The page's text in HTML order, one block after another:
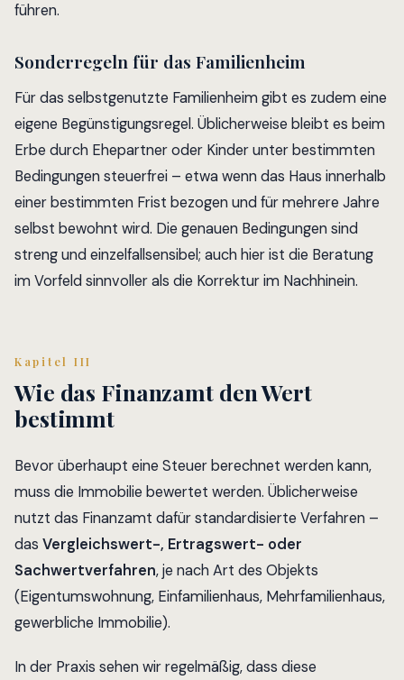
führen.
Sonderregeln für das Familienheim
Für das selbstgenutzte Familienheim gibt es zudem eine
eigene Begünstigungsregel. Üblicherweise bleibt es beim
Erbe durch Ehepartner oder Kinder unter bestimmten
Bedingungen steuerfrei – etwa wenn das Haus innerhalb
einer bestimmten Frist bezogen und für mehrere Jahre
selbst bewohnt wird. Die genauen Bedingungen sind
streng und einzelfallsensibel; auch hier ist die Beratung
im Vorfeld sinnvoller als die Korrektur im Nachhinein.
Kapitel III
Wie das Finanzamt den Wert
bestimmt
Bevor überhaupt eine Steuer berechnet werden kann,
muss die Immobilie bewertet werden. Üblicherweise
nutzt das Finanzamt dafür standardisierte Verfahren –
das Vergleichswert-, Ertragswert- oder
Sachwertverfahren, je nach Art des Objekts
(Eigentumswohnung, Einfamilienhaus, Mehrfamilienhaus,
gewerbliche Immobilie).
In der Praxis sehen wir regelmäßig, dass diese